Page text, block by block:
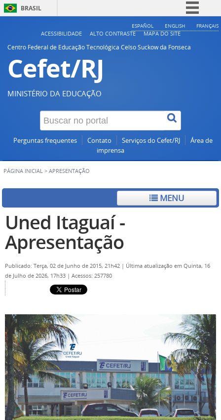
BRASIL
Simplifique!
ESPAÑOL ENGLISH FRANÇAIS
ACESSIBILIDADE ALTO CONTRASTE
MAPA DO SITE
Centro Federal de Educação Tecnológica Celso Suckow da Fonseca
Cefet/RJ
MINISTÉRIO DA EDUCAÇÃO
Perguntas frequentes Contato Serviços do Cefet/RJ
Área de
imprensa
PÁGINA INICIAL > APRESENTAÇÃO
MENU
Uned Itaguaí -
Apresentação
Publicado: Terça, 02 de Junho de 2015, 21h42 | Última atualização em Quinta, 16
de Julho de 2026, 17h33 | Acessos: 257780